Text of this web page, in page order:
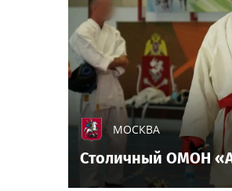
МОСКВА
Столичный ОМОН